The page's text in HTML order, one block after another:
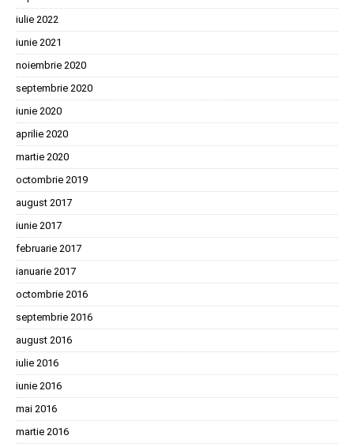
iulie 2022
iunie 2021
noiembrie 2020
septembrie 2020
iunie 2020
aprilie 2020
martie 2020
octombrie 2019
august 2017
iunie 2017
februarie 2017
ianuarie 2017
octombrie 2016
septembrie 2016
august 2016
iulie 2016
iunie 2016
mai 2016
martie 2016